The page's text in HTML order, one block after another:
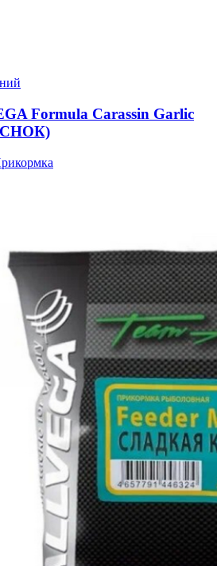
Formula Carassin Garlic